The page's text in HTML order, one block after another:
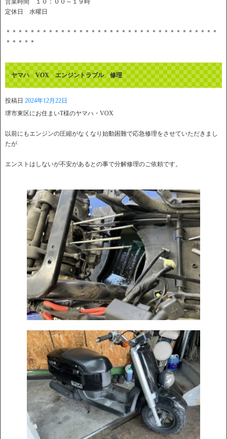
営業時間 １０：００～１９時
定休日 水曜日
＊＊＊＊＊＊＊＊＊＊＊＊＊＊＊＊＊＊＊＊＊＊＊＊＊＊＊＊＊＊＊＊＊＊＊
＊＊＊＊＊
ヤマハ VOX エンジントラブル 修理
投稿日 2024年12月22日
堺市東区にお住まいT様のヤマハ・VOX
以前にもエンジンの圧縮がなくなり始動困難で応急修理をさせていただきまし
たが
エンストはしないが不安があるとの事で分解修理のご依頼です。